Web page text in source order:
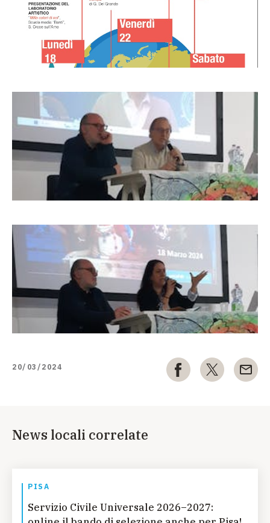
20/03/2024
News locali correlate
PISA
Servizio Civile Universale 2026–2027: